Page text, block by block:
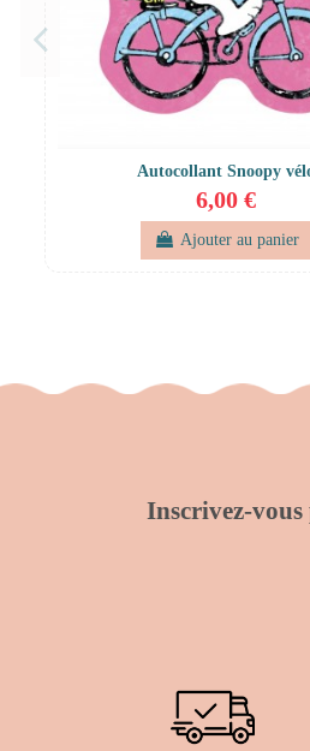
Autocollant Snoopy
6,00 €
Ajouter au panier
Inscrivez-